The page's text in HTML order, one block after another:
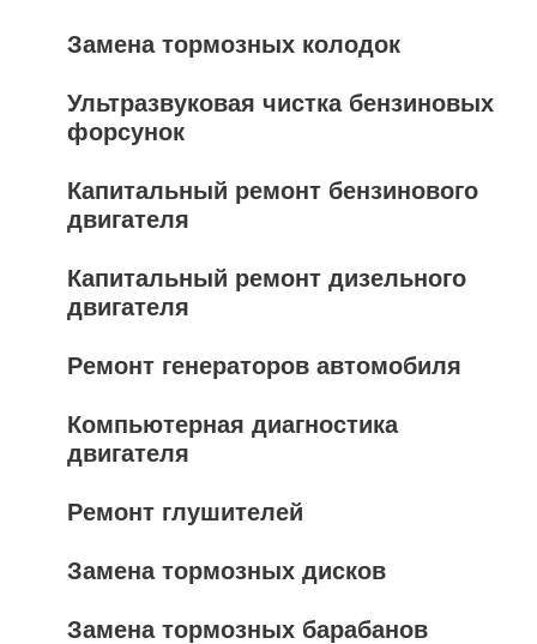
Замена тормозных колодок
Ультразвуковая чистка бензиновых
форсунок
Капитальный ремонт бензинового
двигателя
Капитальный ремонт дизельного
двигателя
Ремонт генераторов автомобиля
Компьютерная диагностика
двигателя
Ремонт глушителей
Замена тормозных дисков
Замена тормозных барабанов